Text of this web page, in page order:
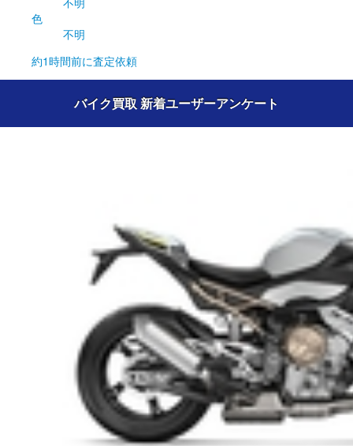
色
不明
約1時間前に査定依頼
バイク買取 新着ユーザーアンケート